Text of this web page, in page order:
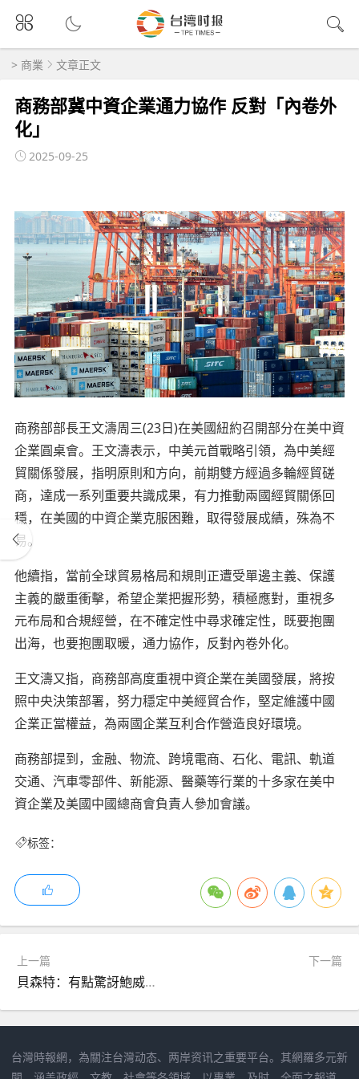
> 商業 文章正文
商務部冀中資企業通力協作 反對「內卷外
化」
2025-09-25
商務部部長王文濤周三(23日)在美國紐約召開部分在美中資
企業圓桌會。王文濤表示，中美元首戰略引領，為中美經
貿關係發展，指明原則和方向，前期雙方經過多輪經貿磋
商，達成一系列重要共識成果，有力推動兩國經貿關係回
穩，在美國的中資企業克服困難，取得發展成績，殊為不
易。
他續指，當前全球貿易格局和規則正遭受單邊主義、保護
主義的嚴重衝擊，希望企業把握形勢，積極應對，重視多
元布局和合規經營，在不確定性中尋求確定性，既要抱團
出海，也要抱團取暖，通力協作，反對內卷外化。
王文濤又指，商務部高度重視中資企業在美國發展，將按
照中央決策部署，努力穩定中美經貿合作，堅定維護中國
企業正當權益，為兩國企業互利合作營造良好環境。
商務部提到，金融、物流、跨境電商、石化、電訊、軌道
交通、汽車零部件、新能源、醫藥等行業的十多家在美中
資企業及美國中國總商會負責人參加會議。
标签：
上一篇
貝森特：有點驚訝鮑威爾未暗示大幅減息
下一篇
台灣時報網，為關注台灣动态、两岸资讯之重要平台。其網羅多元新